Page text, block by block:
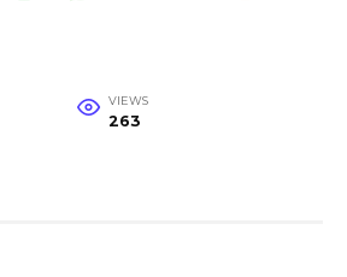
VIEWS
263